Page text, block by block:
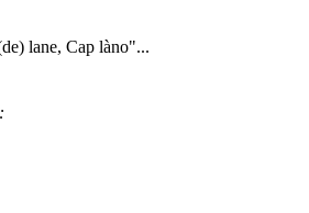
lane, Cap làno"...